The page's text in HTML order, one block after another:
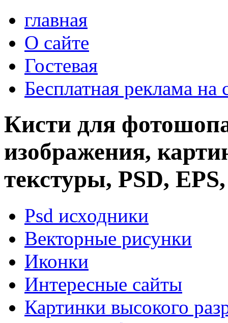
главная
О сайте
Гостевая
Бесплатная реклама на
Кисти для
изображения,
текстуры, PSD,
Psd исходники
Векторные рисунки
Иконки
Интересные сайты
Картинки высокого